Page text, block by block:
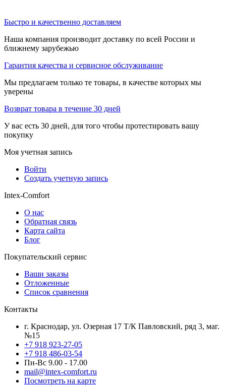
Быстро и качественно доставляем
Наша компания производит доставку по всей России и
ближнему зарубежью
Гарантия качества и сервисное обслуживание
Мы предлагаем только те товары, в качестве которых мы
уверены
Возврат товара в течение 30 дней
У вас есть 30 дней, для того чтобы протестировать вашу
покупку
Моя учетная запись
Войти
Создать учетную запись
Intex-Comfort
О нас
Обратная связь
Карта сайта
Блог
Покупательский сервис
Ваши заказы
Отложенные
Список сравнения
Контакты
г. Краснодар, ул. Озерная 17 Т/К Павловский, ряд 3, маг.
№15
+7 918 923-27-05
+7 918 486-03-54
Пн-Вс 9.00 - 17.00
mail@intex-comfort.ru
Посмотреть на карте